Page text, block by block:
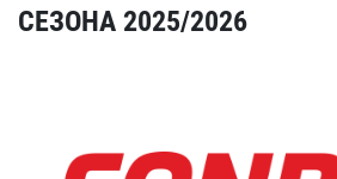
СЕЗОНА 2025/2026